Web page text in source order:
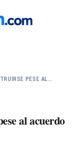
PESE AL…
al acuerdo